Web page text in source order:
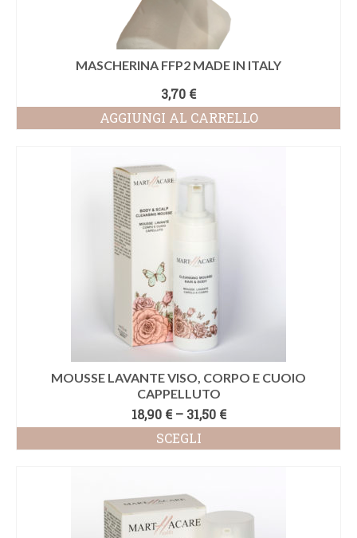
MASCHERINA FFP2 MADE IN ITALY
3,70 €
AGGIUNGI AL CARRELLO
MOUSSE LAVANTE VISO, CORPO E CUOIO
CAPPELLUTO
18,90 €– 31,50 €
SCEGLI
più
varianti.